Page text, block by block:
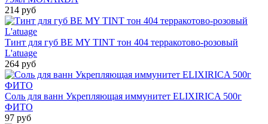
214 руб
Тинт для губ BE MY TINT тон 404 терракотово-розовый
L'atuage
264 руб
Соль для ванн Укрепляющая иммунитет ELIXIRICA 500г
ФИТО
97 руб